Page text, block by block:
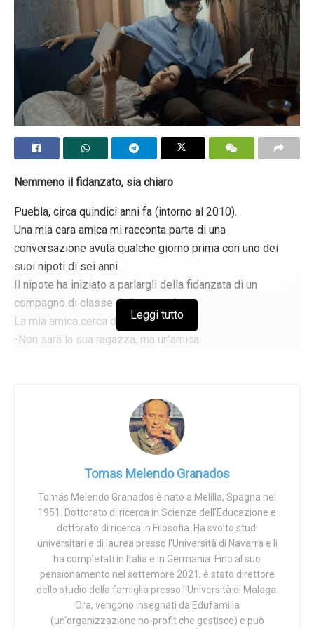
approssimativo può dare la falsa impressione ai bambini
e agli adolescenti confusi di genere che l’asportazione di
parti del corpo sane li aiuterà a sentirsi meglio con se
stessi, mentre in realtà le cose stanno esattamente al
Tags: chirurgia per il cambio di sesso CNN
cultura della morte ideologia di genere
LGBT ideology mastectomia Transgenderismo
Transizione
Nemmeno il fidanzato, sia chiaro
Puebla, circa quindici anni fa (intorno al 2010).
Una mia cara amica mi racconta parte di una
conversazione avuta qualche giorno prima con uno dei
suoi nipoti di sei anni.
Il nipote ha iniziato a parlargli della fidanzata di un
compagno di classe della sua età.
La mia amica cerca di correggerlo:
-Non sarà la sua ragazza, ma un’amica.
-Ma non si preoccupi, non ho una ragazza.
Altri momenti di riflessione e conclude:
-Non c’è nemmeno il fidanzato, ehi!
All’età di sei anni, circa quindici anni fa, suo nipote
fidanzato.
Amore e sessualità
Alla fine dell’aneddoto, la mia amica mi chiede:
-Tomás, non parliamo troppo di sesso con i nostri figli?
Rispondo che i nostri figli e nipoti, fin dalla più tenera età,
sanno molte cose sul sesso che noi non sappiamo.
Leggi tutto
Tomas Melendo Granados
Tomás Melendo Granados è nato a Melilla, Spagna nel
1951. Dottorato di ricerca in Scienze dell'Educazione e
dottorato di ricerca in Filosofia. Ha svolto studi
universitari e di laurea presso l'Università di Navarra e li
ha completati in Italia e in Germania. Fino al suo
pensionamento nel settembre 2021, è stato direttore
dello studio della famiglia presso l'Università di Malaga.
Ora, vengono insegnati da Edufamilia
(un'organizzazione no-profit che gestisce) e può